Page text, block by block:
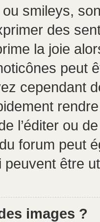
smileys,
des
la joie
peut
cependant
l’éditer ou
forum peut
peuvent être
images ?